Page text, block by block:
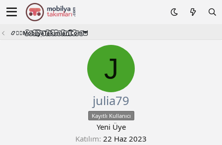
📿🧙‍♂️M͜͡o͜͡b͜͡i͜͡l͜͡y͜͡a͜͡T͜͡a͜͡k͜͡i͜͡m͜͡l͜͡a͜͡r͜͡i͜͡.͜͡C͜͡o͜͡m͜͡🦉
J
julia79
Kayıtlı Kullanıcı
Yeni Üye
Katılım 22 Haz 2023